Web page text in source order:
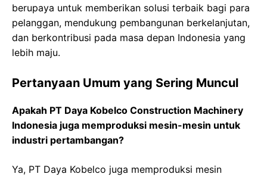
berupaya untuk memberikan solusi terbaik bagi para
pelanggan, mendukung pembangunan berkelanjutan,
dan berkontribusi pada masa depan Indonesia yang
lebih maju.
Pertanyaan Umum yang Sering Muncul
Apakah PT Daya Kobelco Construction Machinery
Indonesia juga memproduksi mesin-mesin untuk
industri pertambangan?
Ya, PT Daya Kobelco juga memproduksi mesin